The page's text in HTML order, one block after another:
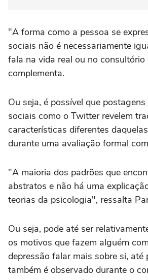
"A forma como a pessoa se
sociais não é necessariamente
fala na vida real ou no
complementa.
Ou seja, é possível que
sociais como o Twitter revelem
características diferentes
durante uma avaliação formal
"A maioria dos padrões que
abstratos e não há uma
teorias da psicologia", ressalta
Ou seja, pode até ser
os motivos que fazem alguém
depressão falar mais sobre si, até
também é observado durante o